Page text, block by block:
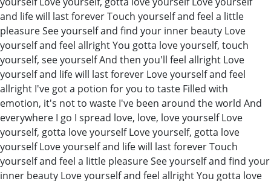
and life will last forever Touch yourself and feel a little
pleasure See yourself and find your inner beauty Love
yourself and feel allright You gotta love yourself, touch
yourself, see yourself And then you'll feel allright Love
yourself and life will last forever Love yourself and feel
allright I've got a potion for you to taste Filled with
emotion, it's not to waste I've been around the world And
everywhere I go I spread love, love, love yourself Love
yourself, gotta love yourself Love yourself, gotta love
yourself Love yourself and life will last forever Touch
yourself and feel a little pleasure See yourself and find your
inner beauty Love yourself and feel allright You gotta love